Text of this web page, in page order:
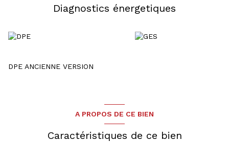
Diagnostics énergetiques
DPE ANCIENNE VERSION
A PROPOS DE CE BIEN
Caractéristiques de ce bien